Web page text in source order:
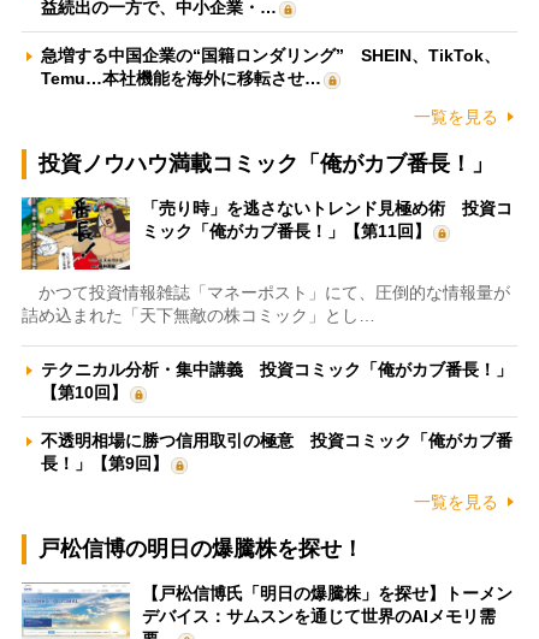
益続出の一方で、中小企業・…
急増する中国企業の“国籍ロンダリング” SHEIN、TikTok、
Temu…本社機能を海外に移転させ…
一覧を見る
投資ノウハウ満載コミック「俺がカブ番長！」
「売り時」を逃さないトレンド見極め術 投資コ
ミック「俺がカブ番長！」【第11回】
かつて投資情報雑誌「マネーポスト」にて、圧倒的な情報量が
詰め込まれた「天下無敵の株コミック」とし…
テクニカル分析・集中講義 投資コミック「俺がカブ番長！」
【第10回】
不透明相場に勝つ信用取引の極意 投資コミック「俺がカブ番
長！」【第9回】
一覧を見る
戸松信博の明日の爆騰株を探せ！
【戸松信博氏「明日の爆騰株」を探せ】トーメン
デバイス：サムスンを通じて世界のAIメモリ需